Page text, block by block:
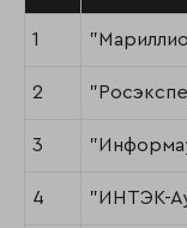
1
2
3
4 "ИНТЭК-